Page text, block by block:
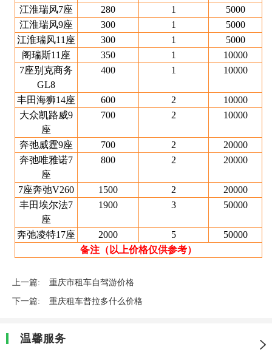
江淮瑞风7座
280 1
5000
江淮瑞风9座
300 1
5000
江淮瑞风11座
300 1
5000
阁瑞斯11座
350 1
10000
7座别克商务
GL8
400 1 10000
丰田海狮14座 600 2
10000
大众凯路威9
座
700 2 10000
奔弛威霆9座 700 2
20000
奔弛唯雅诺7
座
800 2 20000
7座奔弛V260 1500 2
20000
丰田埃尔法7
座
1900 3 50000
奔弛凌特17座 2000 5
50000
备注（以上价格仅供参考）
上一篇: 重庆市租车自驾游价格
下一篇: 重庆租车普拉多什么价格
温馨服务